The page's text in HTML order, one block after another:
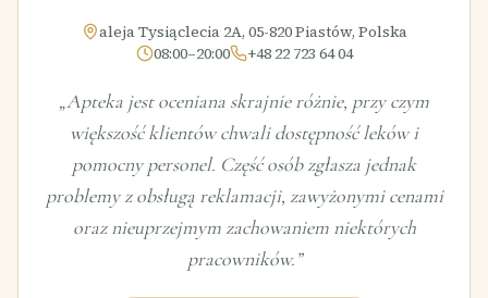
aleja Tysiąclecia 2A, 05-820 Piastów, Polska
08:00–20:00
+48 22 723 64 04
„Apteka jest oceniana skrajnie różnie, przy czym
większość klientów chwali dostępność leków i
pomocny personel. Część osób zgłasza jednak
problemy z obsługą reklamacji, zawyżonymi cenami
oraz nieuprzejmym zachowaniem niektórych
pracowników.”